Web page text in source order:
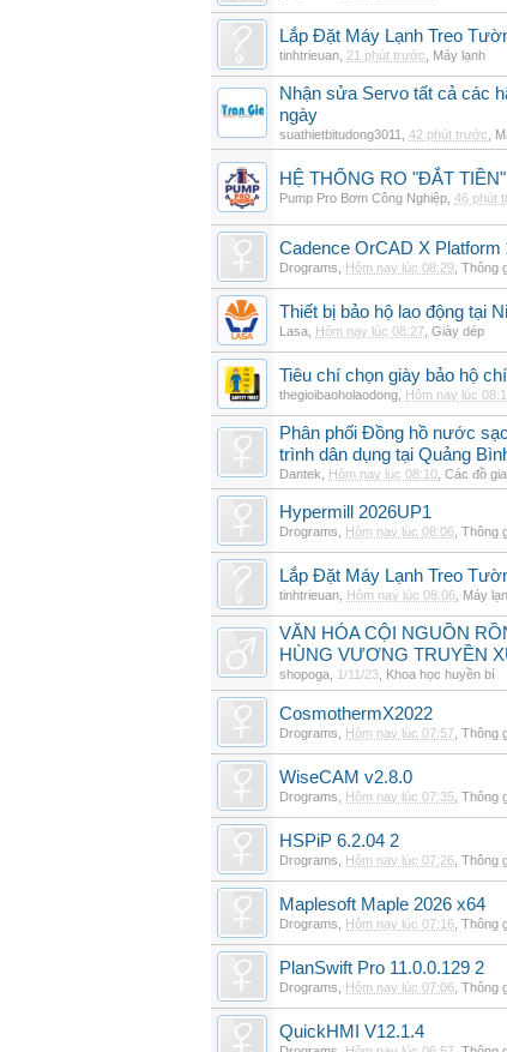
Lắp Đặt Máy Lạnh Treo
tinhtrieuan 21 phút trước Máy lạnh
Nhận sửa Servo tất cả các
ngày
suathietbitudong3011 42 phút trước
HỆ THỐNG RO "ĐẮT
Pump Pro Bơm Công Nghiệp 46 phút
Cadence OrCAD X Platform
Drograms Hôm nay lúc 08:29 Thông
Thiết bị bảo hộ lao động tại
Lasa Hôm nay lúc 08:27 Giày dép
Tiêu chí chọn giày bảo hộ
thegioibaoholaodong Hôm nay lúc
Phân phối Đồng hồ nước
trình dân dụng tại Quảng
Dantek Hôm nay lúc 08:10 Các đồ
Hypermill 2026UP1
Drograms Hôm nay lúc 08:06 Thông
Lắp Đặt Máy Lạnh Treo
tinhtrieuan Hôm nay lúc 08:06 Máy
VĂN HÓA CỘI NGUỒN
HÙNG VƯƠNG TRUYỀN
shopoga 1/11/23 Khoa học huyền bí
CosmothermX2022
Drograms Hôm nay lúc 07:57 Thông
WiseCAM v2.8.0
Drograms Hôm nay lúc 07:35 Thông
HSPiP 6.2.04 2
Drograms Hôm nay lúc 07:26 Thông
Maplesoft Maple 2026 x64
Drograms Hôm nay lúc 07:16 Thông
PlanSwift Pro 11.0.0.129 2
Drograms Hôm nay lúc 07:06 Thông
QuickHMI V12.1.4